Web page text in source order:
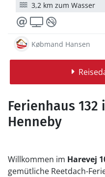
3,2 km zum Wasser
Købmand Hansen
Ferienhaus 132
Henneby
Willkommen im Harevej
gemütliche Reetdach-